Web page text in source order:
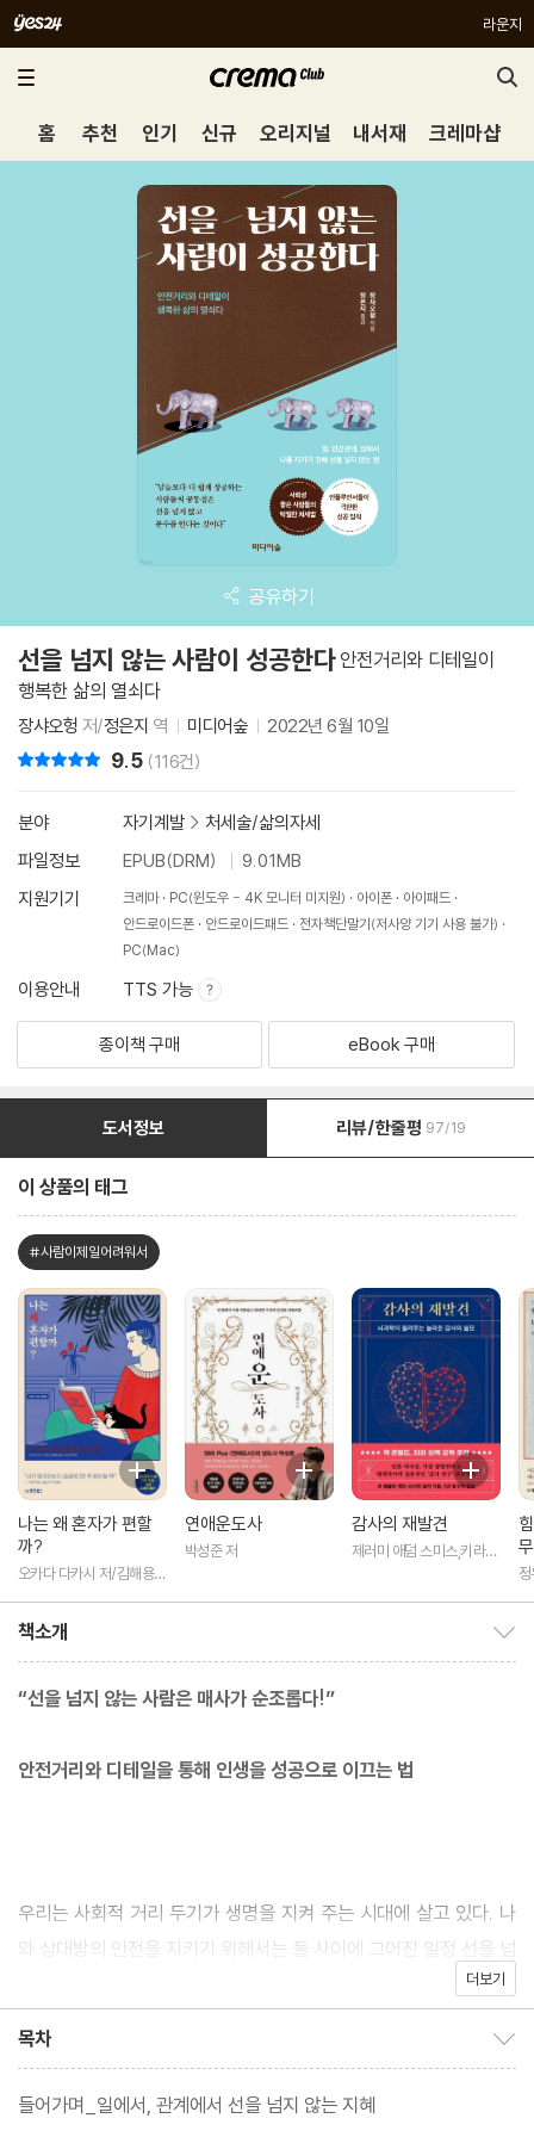
라운지
홈 추천 인기 신규 오리지널 내서재 크레마샵
공유하기
선을 넘지 않는 사람이 성공한다 안전거리와 디테일이
행복한 삶의 열쇠다
장샤오헝 저/정은지 역 미디어숲 2022년 6월 10일
9.5 (116건)
분야 자기계발 > 처세술/삶의자세
파일정보
EPUB(DRM)
9.01MB
지원기기
크레마 PC(윈도우 - 4K 모니터 미지원) 아이폰
아이패드
안드로이드폰
안드로이드패드
전자책단말기(저사양 기기 사용 불가)
PC(Mac)
이용안내 TTS 가능
종이책 구매 eBook 구매
도서정보 리뷰/한줄평 97/19
이 상품의 태그
#사람이제일어려워서
나는 왜 혼자가 편할
까?
오카다 다카시 저/김해용
연애운도사
박성준 저
감사의 재발견
제러미 애덤 스미스,키라
책소개
“선을 넘지 않는 사람은 매사가 순조롭다!”
안전거리와 디테일을 통해 인생을 성공으로 이끄는 법
우리는 사회적 거리 두기가 생명을 지켜 주는 시대에 살고 있다. 나
와 상대방의 안전을 지키기 위해서는 둘 사이에 그어진 일정 선을 넘
으면 안 된다. 이 안전거리만 지켜진다면 위험에 노출되지 않고 안전
몸을 지키기 위한 거리만큼 인간관계에서도 심리적 거리 두기가 필
요하다고 강조한다. 상대방이 정해 놓은 안전거리를 눈치채지 못하
더보기
목차
들어가며_일에서, 관계에서 선을 넘지 않는 지혜